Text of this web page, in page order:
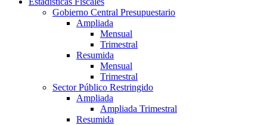
Gobierno Central Presupuestario
Ampliada
Mensual
Trimestral
Resumida
Mensual
Trimestral
Sector Público Restringido
Ampliada
Ampliada Trimestral
Resumida